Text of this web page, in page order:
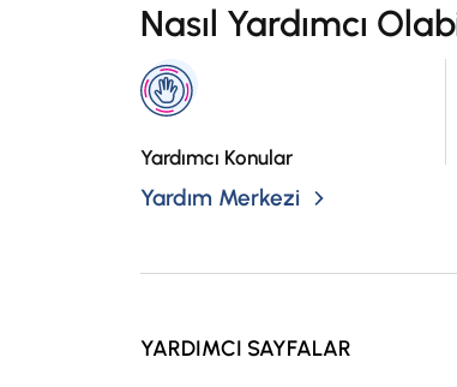
Nasıl Yardımcı
Yardımcı Konular
Yardım Merkezi
YARDIMCI SAYFALAR